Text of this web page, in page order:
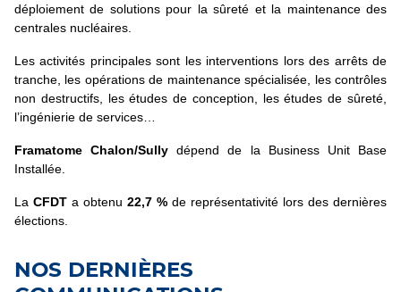
déploiement de solutions pour la sûreté et la maintenance des
centrales nucléaires.
Les activités principales sont les interventions lors des arrêts de
tranche, les opérations de maintenance spécialisée, les contrôles
non destructifs, les études de conception, les études de sûreté,
l’ingénierie de services…
Framatome Chalon/Sully dépend de la Business Unit Base
Installée.
La CFDT a obtenu 22,7 % de représentativité lors des dernières
élections.
NOS DERNIÈRES